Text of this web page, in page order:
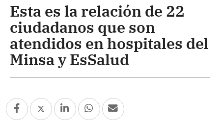
Esta es la relación de 22
ciudadanos que son
atendidos en hospitales del
Minsa y EsSalud